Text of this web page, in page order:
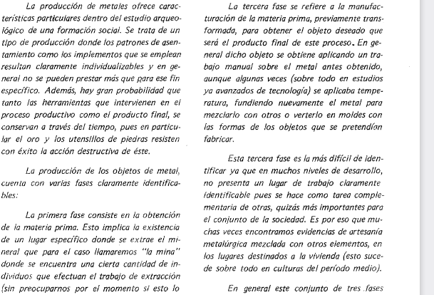
La producción de metales ofrece carac-
terfsticas particulares dentro del estudio arqueo-
lógico de una formación social. Se trata de un
tipo de producción donde los patrones de asen-
tamiento como los implementos que se emplean
resultan claramente individualizables y en ge-
neral no se pueden prestar más que {{ara ese fin
específico. Además, hay gran probabilidad que
tanto las herramientas que intervienen en el
proceso productivo como el producto final, se
conservan a través del tiempo, pues en particu-
lar el oro y los utensilios de piedras resisten
con éxito la acción destructiva de éste.
La producción de los objetos de metal,
cuenta con varias fases claramente identifica-
bles:
La primera fase consiste en la obtención
de la materia prima. Esto implica Ja existencia
de un lugar específico donde se extrae el
neraf que para el caso llamaremos "la mina"
donde se encuentra una cierta cantidad de in-
dividuos que efectuan el trabajo de extracción
{sin preocuparnos por el momento si esto fo
La tercera fase se refiere a la manufac-
turación de la materia prima, previamente trans-
formada, para obtener el objeto deseado que
será el producto final de este proceso. En ge-
neral dicho objeto se obtiene aplicando un tra-
bajo manual sobre el metal antes obtenido,
aunque algunas veces (sobre todo en estudios
ya avanzados de tecnología) se aplicaba tempe-
ratura,
fundiendo nuevamente el metal para
mezclarlo con otros o verterlo en moldes con
las formas de los objetos que se pretend(an
fabricar.
Esta tercera fase es la más difícil de iden-
tificar ya que en muchos niveles de desarrollo,
no presenta un lugor de trabajo claramente
identificable pues se hace corno tarea comple-
mentaria de otras, quizás más importantes para
el conjunto de la sociedad. Es por eso que mu-
chas veces encontramos evidencias de artesan/a
metalúrgica mezclada con otros elementos, en
los lugares destinados a la vivienda (esto suce-
de sobre todo en culturas del perlado medio).
En general este conjunto de tres fases